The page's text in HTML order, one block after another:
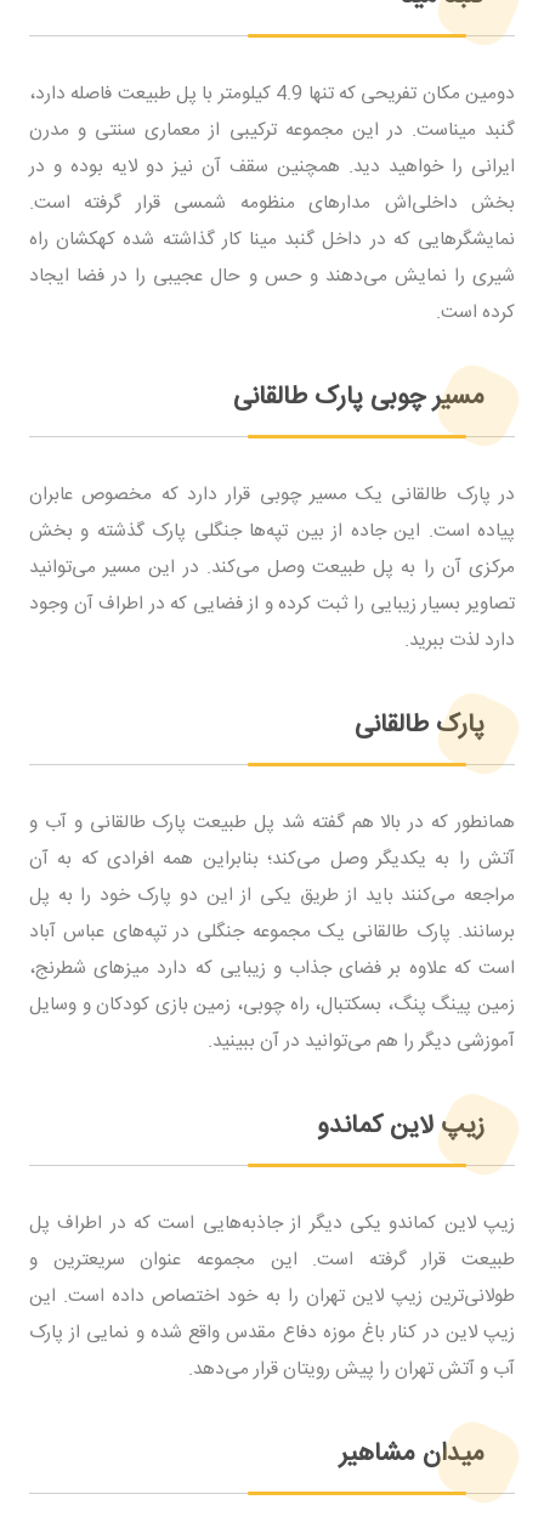
دومین مکان تفریحی که تنها 4.9 کیلومتر با پل طبیعت فاصله دارد،
گنبد میناست. در این مجموعه ترکیبی از معماری سنتی و مدرن
ایرانی را خواهید دید. همچنین سقف آن نیز دو لایه بوده و در
بخش داخلی‌اش مدارهای منظومه شمسی قرار گرفته است.
نمایشگرهایی که در داخل گنبد مینا کار گذاشته شده کهکشان راه
شیری را نمایش می‌دهند و حس و حال عجیبی را در فضا ایجاد
کرده است.
مسیر چوبی پارک طالقانی
در پارک طالقانی یک مسیر چوبی قرار دارد که مخصوص عابران
پیاده است. این جاده از بین تپه‌ها جنگلی پارک گذشته و بخش
مرکزی آن را به پل طبیعت وصل می‌کند. در این مسیر می‌توانید
تصاویر بسیار زیبایی را ثبت کرده و از فضایی که در اطراف آن وجود
دارد لذت ببرید.
پارک طالقانی
همانطور که در بالا هم گفته شد پل طبیعت پارک طالقانی و آب و
آتش را به یکدیگر وصل می‌کند؛ بنابراین همه افرادی که به آن
مراجعه می‌کنند باید از طریق یکی از این دو پارک خود را به پل
برسانند. پارک طالقانی یک مجموعه جنگلی در تپه‌های عباس آباد
است که علاوه بر فضای جذاب و زیبایی که دارد میزهای شطرنج،
زمین پینگ پنگ، بسکتبال، راه چوبی، زمین بازی کودکان و وسایل
آموزشی دیگر را هم می‌توانید در آن ببینید.
زیپ لاین کماندو
زیپ لاین کماندو یکی دیگر از جاذبه‌هایی است که در اطراف پل
طبیعت قرار گرفته است. این مجموعه عنوان سریعترین و
طولانی‌ترین زیپ لاین تهران را به خود اختصاص داده است. این
زیپ لاین در کنار باغ موزه دفاع مقدس واقع شده و نمایی از پارک
آب و آتش تهران را پیش رویتان قرار می‌دهد.
میدان مشاهیر